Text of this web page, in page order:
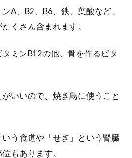
A、B2、B6、鉄、葉酸など、
くさん含まれます。
ミンB12の他、骨を作るビタ
いいので、焼き鳥に使うこと
う食道や「せぎ」という腎臓
もあります。